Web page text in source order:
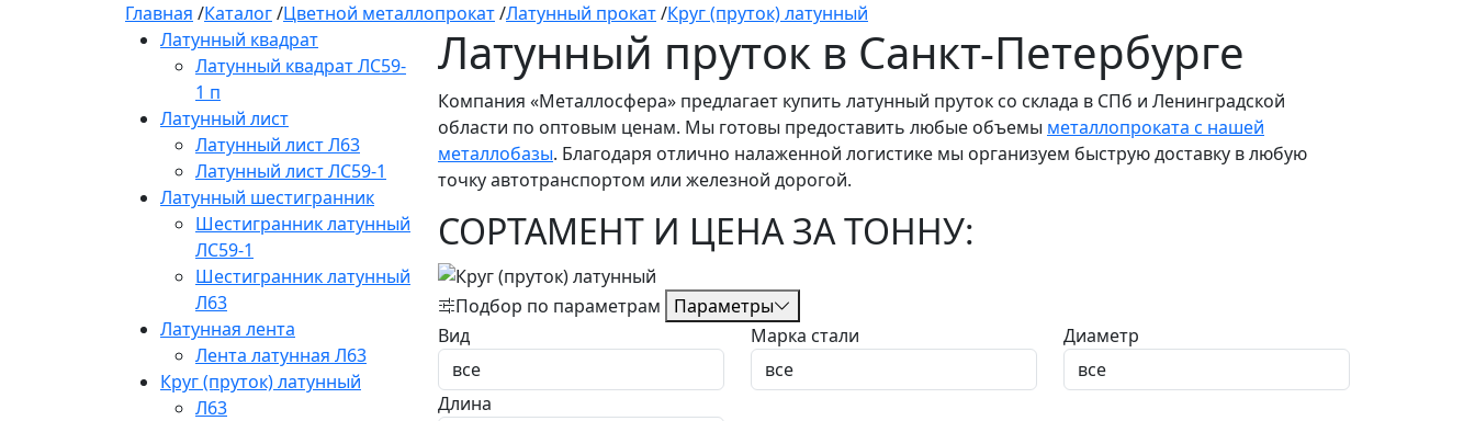
Главная /Каталог/Цветной металлопрокат/Латунный прокат/Круг (пруток) латунный
Латунный квадрат
Латунный квадрат ЛС59-
1 п
Латунный лист
Латунный лист Л63
Латунный лист ЛС59-1
Латунный шестигранник
Шестигранник латунный
ЛС59-1
Шестигранник латунный
Л63
Латунная лента
Лента латунная Л63
Круг (пруток) латунный
Л63
Латунный пруток в Санкт-Петербурге
Компания «Металлосфера» предлагает купить латунный пруток со склада в СПб и Ленинградской
области по оптовым ценам. Мы готовы предоставить любые объемы металлопроката с нашей
металлобазы. Благодаря отлично налаженной логистике мы организуем быструю доставку в любую
точку автотранспортом или железной дорогой.
СОРТАМЕНТ И ЦЕНА ЗА ТОННУ:
Подбор по параметрам
Параметры
Вид
Марка стали Диаметр
Длина